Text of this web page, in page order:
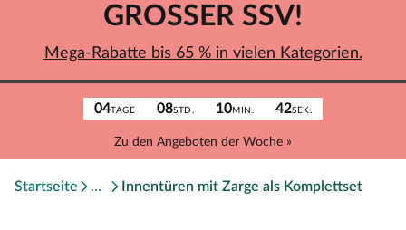
04TAGE 08STD. 10MIN. 42SEK.
Zu den Angeboten der Woche »
GROSSER SSV!
Mega-Rabatte bis 65 % in vielen Kategorien.
Startseite Innentüren mit Zarge als Komplettset